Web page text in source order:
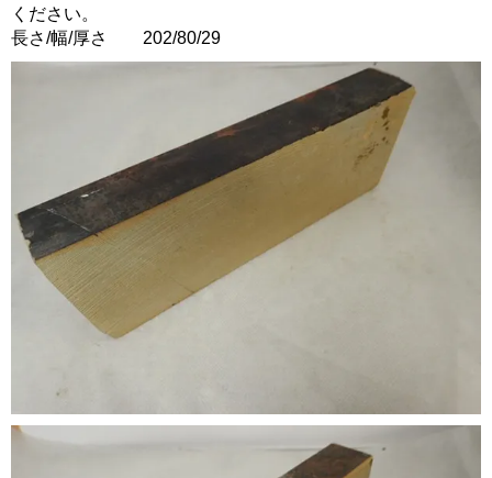
ください。
長さ/幅/厚さ 202/80/29